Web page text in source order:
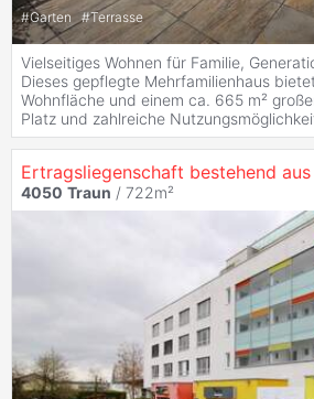
#Garten #Terrasse
Vielseitiges Wohnen für Familie,
Dieses gepflegte Mehrfamilienhaus
Wohnfläche und einem ca. 665 m²
Platz und zahlreiche
Ertragsliegenschaft bestehend
4050 Traun / 722m²